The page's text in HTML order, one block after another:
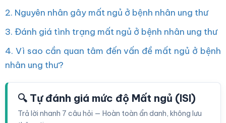
2. Nguyên nhân gây mất ngủ ở bệnh nhân ung thư
3. Đánh giá tình trạng mất ngủ ở bệnh nhân ung thư
4. Vì sao cần quan tâm đến vấn đề mất ngủ ở bệnh
nhân ung thư?
🔍 Tự đánh giá mức độ Mất ngủ (ISI)
Trả lời nhanh 7 câu hỏi — Hoàn toàn ẩn danh, không lưu